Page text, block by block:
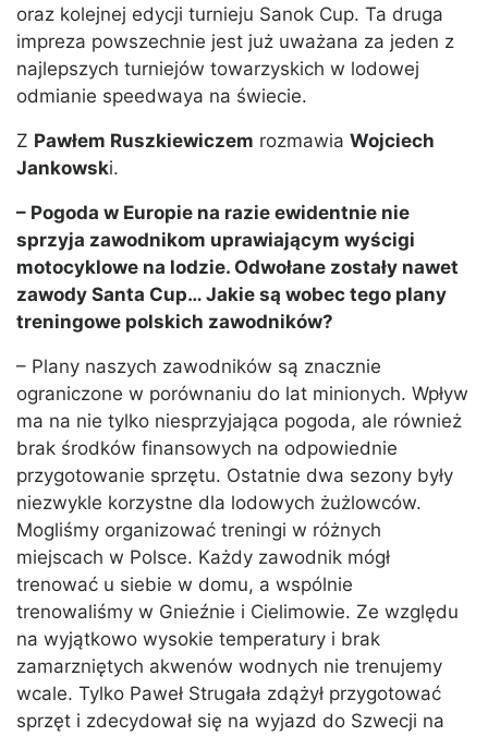
oraz kolejnej edycji turnieju Sanok Cup. Ta druga
impreza powszechnie jest już uważana za jeden z
najlepszych turniejów towarzyskich w lodowej
odmianie speedwaya na świecie.
Z Pawłem Ruszkiewiczem rozmawia Wojciech
Jankowski.
– Pogoda w Europie na razie ewidentnie nie
sprzyja zawodnikom uprawiającym wyścigi
motocyklowe na lodzie. Odwołane zostały nawet
zawody Santa Cup… Jakie są wobec tego plany
treningowe polskich zawodników?
– Plany naszych zawodników są znacznie
ograniczone w porównaniu do lat minionych. Wpływ
ma na nie tylko niesprzyjająca pogoda, ale również
brak środków finansowych na odpowiednie
przygotowanie sprzętu. Ostatnie dwa sezony były
niezwykle korzystne dla lodowych żużlowców.
Mogliśmy organizować treningi w różnych
miejscach w Polsce. Każdy zawodnik mógł
trenować u siebie w domu, a wspólnie
trenowaliśmy w Gnieźnie i Cielimowie. Ze względu
na wyjątkowo wysokie temperatury i brak
zamarzniętych akwenów wodnych nie trenujemy
wcale. Tylko Paweł Strugała zdążył przygotować
sprzęt i zdecydował się na wyjazd do Szwecji na